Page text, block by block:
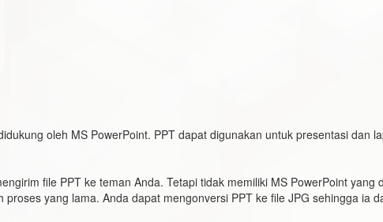
oleh MS PowerPoint. PPT dapat digunakan untuk presentasi dan
file PPT ke teman Anda. Tetapi tidak memiliki MS PowerPoint yang
yang lama. Anda dapat mengonversi PPT ke file JPG sehingga ia